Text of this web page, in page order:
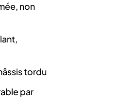
non
tordu
par